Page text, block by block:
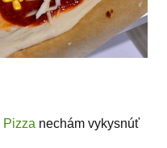
Pizza nechám vykysnúť